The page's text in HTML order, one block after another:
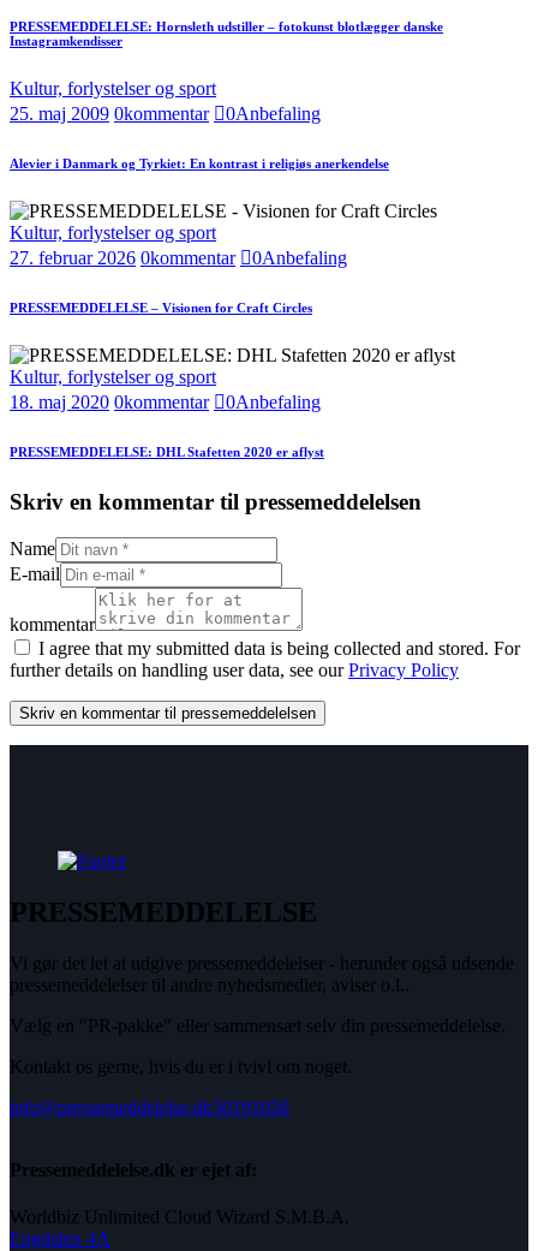
PRESSEMEDDELELSE: Hornsleth udstiller – fotokunst blotlægger danske
Instagramkendisser
Kultur, forlystelser og sport
25. maj 2009 0kommentar 0Anbefaling
Alevier i Danmark og Tyrkiet: En kontrast i religiøs anerkendelse
Kultur, forlystelser og sport
27. februar 2026 0kommentar 0Anbefaling
PRESSEMEDDELELSE – Visionen for Craft Circles
Kultur, forlystelser og sport
18. maj 2020 0kommentar 0Anbefaling
PRESSEMEDDELELSE: DHL Stafetten 2020 er aflyst
Skriv en kommentar til pressemeddelelsen
Name
E-mail
kommentar
I agree that my submitted data is being collected and stored. For
further details on handling user data, see ourPrivacy Policy
PRESSEMEDDELELSE
Vi gør det let at udgive pressemeddelelser - herunder også udsende
pressemeddelelser til andre nyhedsmedier, aviser o.l..
Vælg en "PR-pakke" eller sammensæt selv din pressemeddelelse.
Kontakt os gerne, hvis du er i tvivl om noget.
info@pressemeddelelse.dk50191050
Pressemeddelelse.dk er ejet af:
Worldbiz Unlimited Cloud Wizard S.M.B.A.
Engdalen 4A